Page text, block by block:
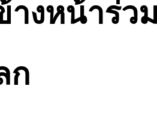
างหน้าร่
ก